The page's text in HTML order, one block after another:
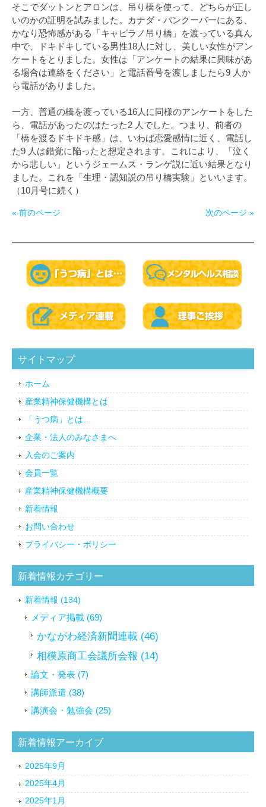
そこでダットンとアロンは、吊り橋を使って、どちらが正し
いのかの証明を試みました。カナダ・バンクーバーにある、
かなり恐怖感がある「キャピラノ吊り橋」を渡っている真ん
中で、ドキドキしている男性18人に対し、美しい女性がアン
ケートをとりました。女性は「アンケートの結果に興味があ
る場合は連絡をください」と電話番号を渡しましたら9 人か
ら電話がありました。
一方、普通の橋を渡っている16人に同様のアンケートをした
ら、電話があったのはたった2 人でした。つまり、前者の
「橋を渡るドキドキ感」は、いわば恋愛感情に近く、電話し
た9 人は錯覚に陥ったと想定されます。これにより、「泣く
から悲しい」というジェームス・ランゲ説に近い結果となり
ました。これを「生理・認知説の吊り橋実験」といいます。
（10月号に続く）
« 前のページ 次のページ »
サイトマップ
ホーム
産業精神保健機構とは
「うつ病」とは…
企業・法人のみなさまへ
入会のご案内
会員一覧
産業精神保健機構概要
新着情報
お問い合わせ
プライバシー・ポリシー
新着情報カテゴリー
新着情報 (134)
メディア掲載 (69)
かながわ経済新聞連載 (46)
相模原商工会議所会報 (14)
論文・発表 (7)
講師派遣 (38)
講演会・勉強会 (25)
新着情報アーカイブ
2025年9月
2025年4月
2025年1月